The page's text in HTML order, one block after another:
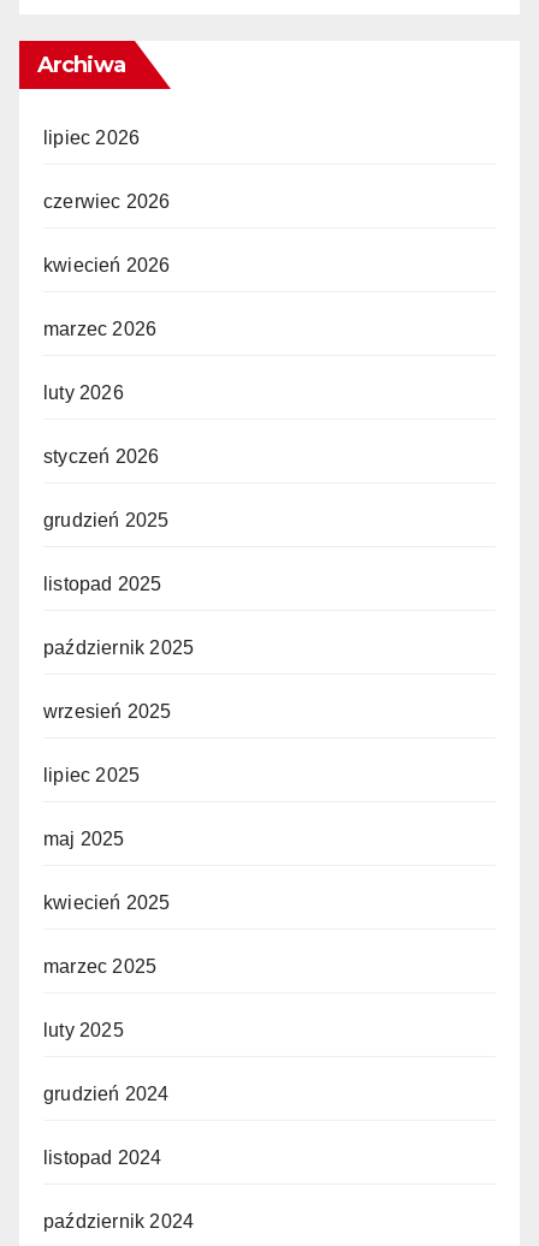
Archiwa
lipiec 2026
czerwiec 2026
kwiecień 2026
marzec 2026
luty 2026
styczeń 2026
grudzień 2025
listopad 2025
październik 2025
wrzesień 2025
lipiec 2025
maj 2025
kwiecień 2025
marzec 2025
luty 2025
grudzień 2024
listopad 2024
październik 2024